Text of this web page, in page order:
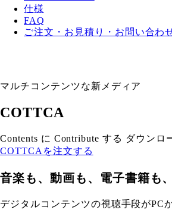
仕様
FAQ
ご注文・お見積り・お問い合わ
マルチコンテンツな新メディア
COTTCA
Contents に Contribute する ダウンロ
COTTCAを注文する
音楽も、動画も、電子書籍も
デジタルコンテンツの視聴手段がPC